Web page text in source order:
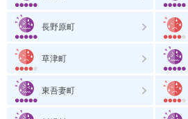
長野原町
草津町
東吾妻町